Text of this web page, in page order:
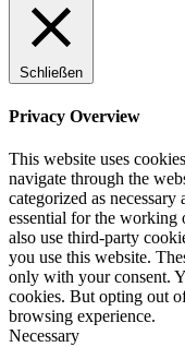
Schließen
Privacy Overview
This website uses
navigate through the
categorized as
essential for the working
also use third-party
you use this website.
only with your consent.
cookies. But opting out
browsing experience.
Necessary